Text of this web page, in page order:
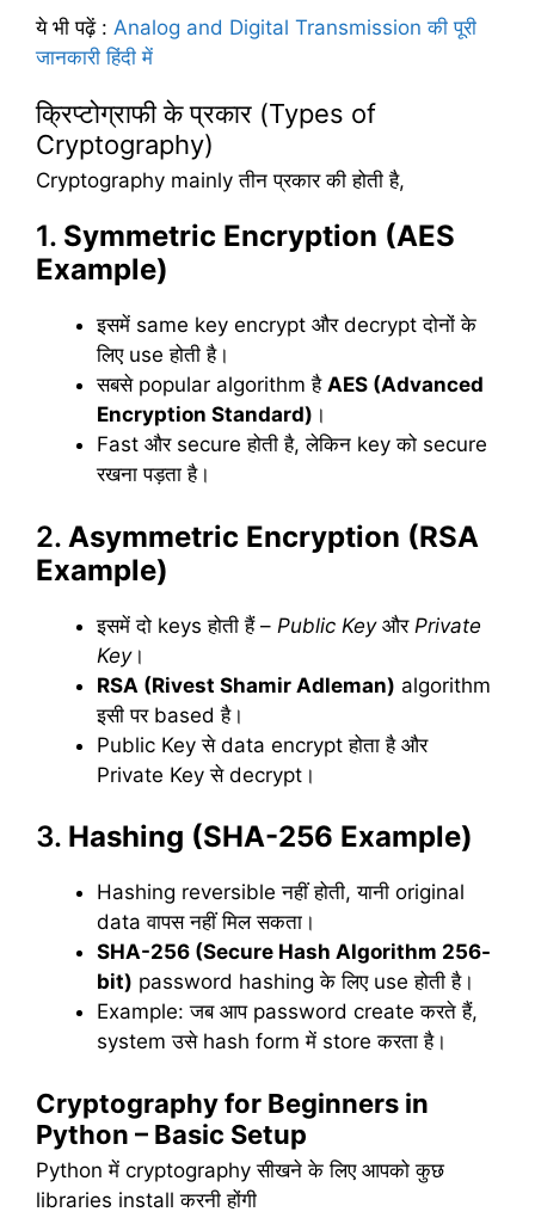
ये भी पढ़ें: Analog and Digital Transmission की पूरी
जानकारी हिंदी में
क्रिप्टोग्राफी के प्रकार (Types of
Cryptography)
Cryptography mainly तीन प्रकार की होती है,
1. Symmetric Encryption (AES
Example)
इसमें same key encrypt और decrypt दोनों के
लिए use होती है।
सबसे popular algorithm है AES (Advanced
Encryption Standard) ।
Fast और secure होती है, लेकिन key को secure
रखना पड़ता है।
2. Asymmetric Encryption (RSA
Example)
इसमें दो keys होती हैं – Public Keyऔर Private
Key।
RSA (Rivest Shamir Adleman) algorithm
इसी पर based है।
Public Key से data encrypt होता है और
Private Key से decrypt।
3. Hashing (SHA-256 Example)
Hashing reversible नहीं होती, यानी original
data वापस नहीं मिल सकता।
SHA-256 (Secure Hash Algorithm 256-
bit) password hashing के लिए use होती है।
Example: जब आप password create करते हैं,
system उसे hash form में store करता है।
Cryptography for Beginners in
Python – Basic Setup
Python में cryptography सीखने के लिए आपको कुछ
libraries install करनी होंगी